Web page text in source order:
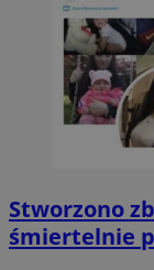
Stworzono
śmiertelnie